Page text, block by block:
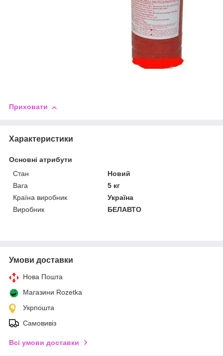
Приховати
Характеристики
Основні атрибути
Стан
Новий
Вага
5 кг
Країна виробник
Україна
Виробник
БЕЛАВТО
Умови доставки
Нова Пошта
Магазини Rozetka
Укрпошта
Самовивіз
Всі умови доставки